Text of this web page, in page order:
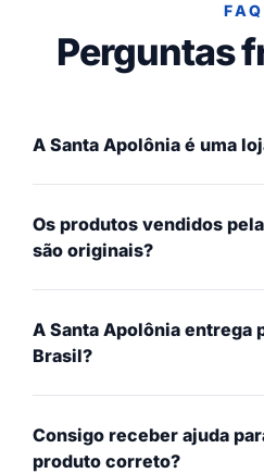
FAQ
Perguntas
A Santa Apolônia é uma
Os produtos vendidos
são originais?
A Santa Apolônia entrega
Brasil?
Consigo receber ajuda
produto correto?